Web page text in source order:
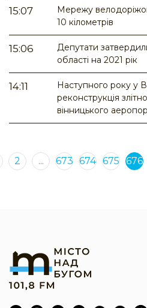
15:07
Мережу
10 кілометрів
15:06
Депутати
області на 2021 рік
14:11
Наступного року у
реконструкція
вінницького
2 ... 673 674 675 676